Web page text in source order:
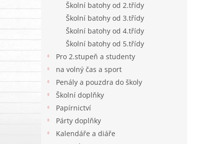
Školní batohy od 2.třídy
Školní batohy od 3.třídy
Školní batohy od 4.třídy
Školní batohy od 5.třídy
Pro 2.stupeň a studenty
na volný čas a sport
Penály a pouzdra do školy
Školní doplňky
Papírnictví
Párty doplňky
Kalendáře a diáře